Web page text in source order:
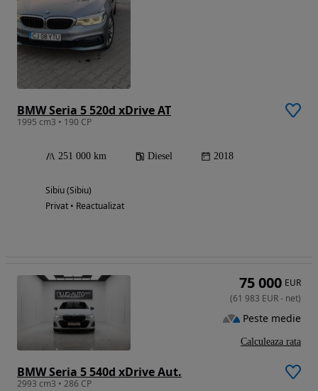
BMW Seria 5 520d xDrive AT
1995 cm3 • 190 CP
251 000 km Diesel 2018
Sibiu (Sibiu)
Privat • Reactualizat
BMW Seria 5 540d xDrive Aut.
2993 cm3 • 286 CP
75 000 EUR
(61 983 EUR- net)
Peste medie
Calculeaza rata